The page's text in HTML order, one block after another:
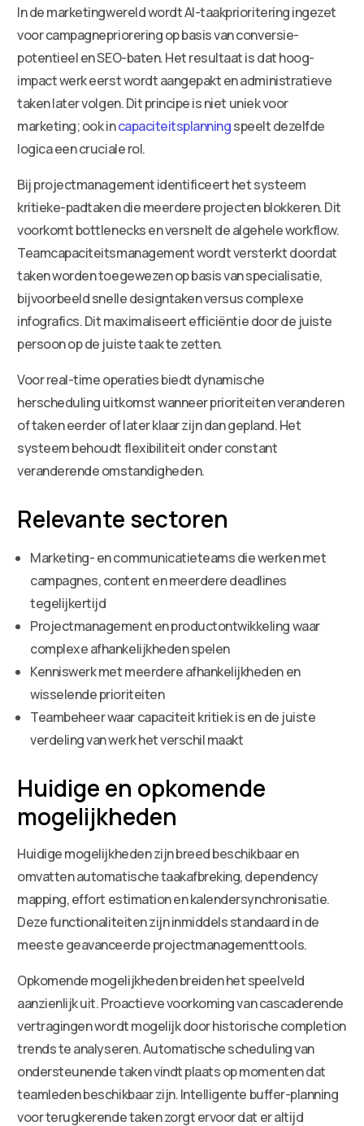
In de marketingwereld wordt AI-taakprioritering ingezet
voor campagnepriorering op basis van conversie-
potentieel en SEO-baten. Het resultaat is dat hoog-
impact werk eerst wordt aangepakt en administratieve
taken later volgen. Dit principe is niet uniek voor
marketing; ook incapaciteitsplanningspeelt dezelfde
logica een cruciale rol.
Bij projectmanagement identificeert het systeem
kritieke-padtaken die meerdere projecten blokkeren. Dit
voorkomt bottlenecks en versnelt de algehele workflow.
Teamcapaciteitsmanagement wordt versterkt doordat
taken worden toegewezen op basis van specialisatie,
bijvoorbeeld snelle designtaken versus complexe
infografics. Dit maximaliseert efficiëntie door de juiste
persoon op de juiste taak te zetten.
Voor real-time operaties biedt dynamische
herscheduling uitkomst wanneer prioriteiten veranderen
of taken eerder of later klaar zijn dan gepland. Het
systeem behoudt flexibiliteit onder constant
veranderende omstandigheden.
Relevante sectoren
Marketing- en communicatieteams die werken met
campagnes, content en meerdere deadlines
tegelijkertijd
Projectmanagement en productontwikkeling waar
complexe afhankelijkheden spelen
Kenniswerk met meerdere afhankelijkheden en
wisselende prioriteiten
Teambeheer waar capaciteit kritiek is en de juiste
verdeling van werk het verschil maakt
Huidige en opkomende
mogelijkheden
Huidige mogelijkheden zijn breed beschikbaar en
omvatten automatische taakafbreking, dependency
mapping, effort estimation en kalendersynchronisatie.
Deze functionaliteiten zijn inmiddels standaard in de
meeste geavanceerde projectmanagementtools.
Opkomende mogelijkheden breiden het speelveld
aanzienlijk uit. Proactieve voorkoming van cascaderende
vertragingen wordt mogelijk door historische completion
trends te analyseren. Automatische scheduling van
ondersteunende taken vindt plaats op momenten dat
teamleden beschikbaar zijn. Intelligente buffer-planning
voor terugkerende taken zorgt ervoor dat er altijd